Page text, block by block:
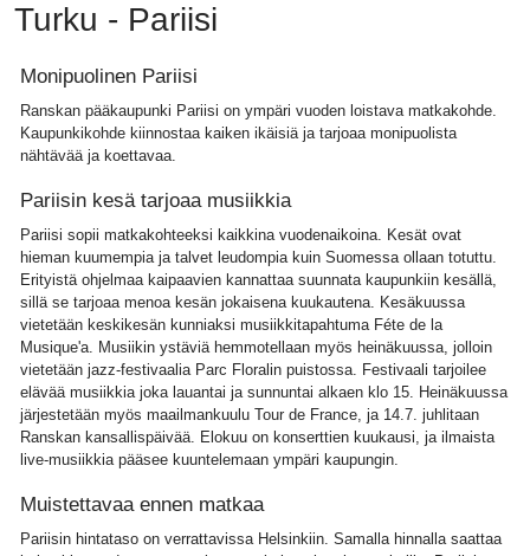
Turku - Pariisi
Monipuolinen Pariisi
Ranskan pääkaupunki Pariisi on ympäri vuoden loistava matkakohde.
Kaupunkikohde kiinnostaa kaiken ikäisiä ja tarjoaa monipuolista
nähtävää ja koettavaa.
Pariisin kesä tarjoaa musiikkia
Pariisi sopii matkakohteeksi kaikkina vuodenaikoina. Kesät ovat
hieman kuumempia ja talvet leudompia kuin Suomessa ollaan totuttu.
Erityistä ohjelmaa kaipaavien kannattaa suunnata kaupunkiin kesällä,
sillä se tarjoaa menoa kesän jokaisena kuukautena. Kesäkuussa
vietetään keskikesän kunniaksi musiikkitapahtuma Féte de la
Musique'a. Musiikin ystäviä hemmotellaan myös heinäkuussa, jolloin
vietetään jazz-festivaalia Parc Floralin puistossa. Festivaali tarjoilee
elävää musiikkia joka lauantai ja sunnuntai alkaen klo 15. Heinäkuussa
järjestetään myös maailmankuulu Tour de France, ja 14.7. juhlitaan
Ranskan kansallispäivää. Elokuu on konserttien kuukausi, ja ilmaista
live-musiikkia pääsee kuuntelemaan ympäri kaupungin.
Muistettavaa ennen matkaa
Pariisin hintataso on verrattavissa Helsinkiin. Samalla hinnalla saattaa